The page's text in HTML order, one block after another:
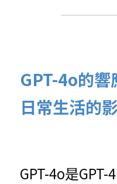
GPT-4o的
日常生活的
GPT-4o是